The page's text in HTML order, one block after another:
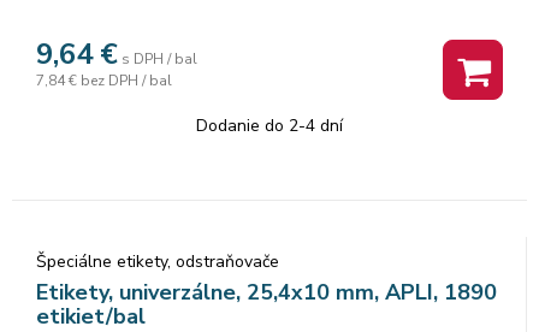
9,64 € s DPH / bal
7,84 € bez DPH / bal
Dodanie do 2-4 dní
Špeciálne etikety, odstraňovače
Etikety, univerzálne, 25,4x10 mm, APLI, 1890
etikiet/bal